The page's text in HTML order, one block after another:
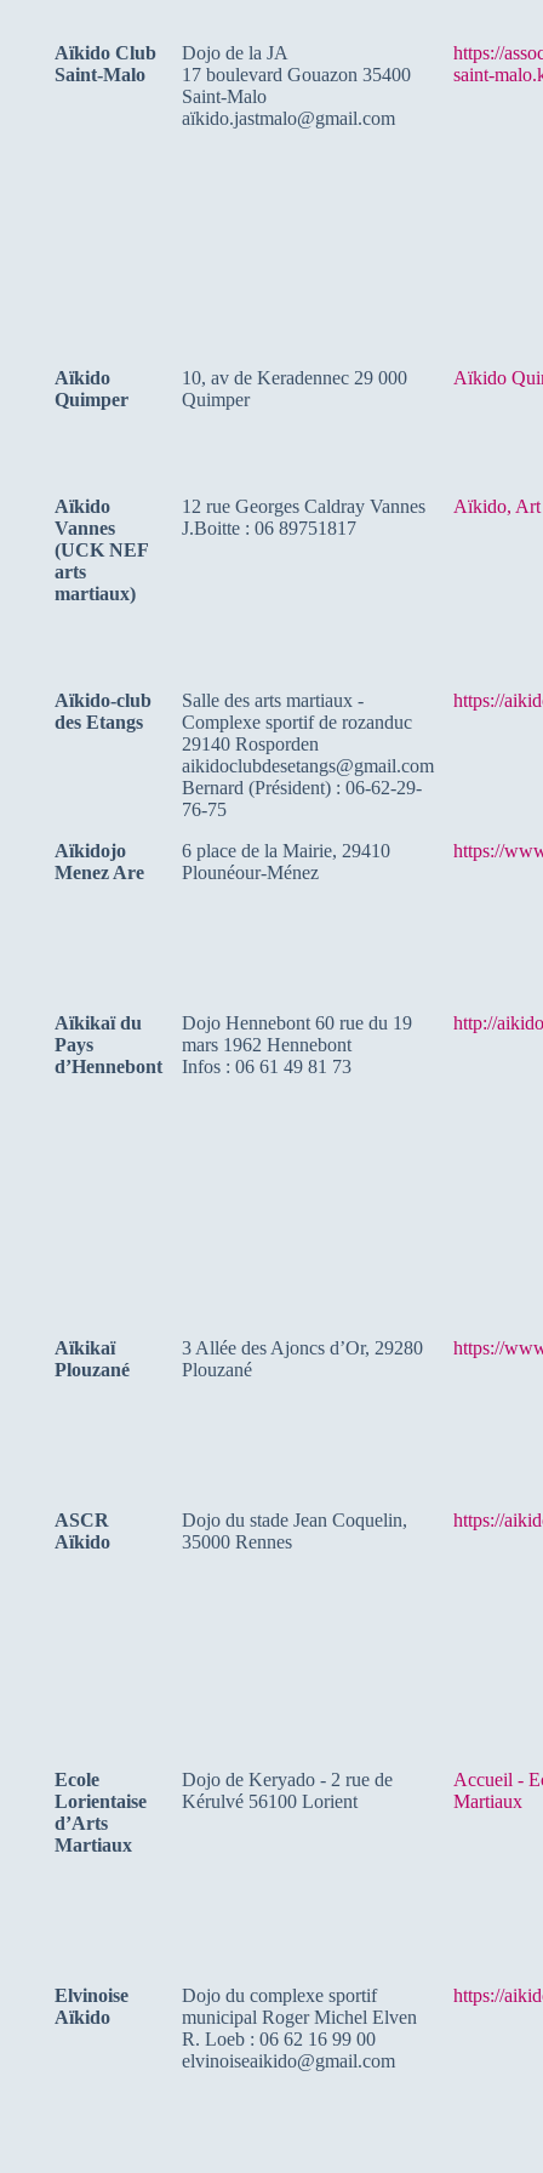
Aïkido Club
Saint-Malo
Dojo de la JA
17 boulevard Gouazon 35400
Saint-Malo
aïkido.jastmalo@gmail.com
https://
saint-
Aïkido
Quimper
10, av de Keradennec 29 000
Quimper
Aïkido
Aïkido
Vannes
(UCK NEF
arts
martiaux)
12 rue Georges Caldray Vannes
J.Boitte : 06 89751817
Aïkido, Art
Aïkido-club
des Etangs
Salle des arts martiaux -
Complexe sportif de rozanduc
29140 Rosporden
aikidoclubdesetangs@gmail.com
Bernard (Président) : 06-62-29-
76-75
https://
Aïkidojo
Menez Are
6 place de la Mairie, 29410
Plounéour-Ménez
https://
Aïkikaï du
Pays
d’Hennebont
Dojo Hennebont 60 rue du 19
mars 1962 Hennebont
Infos : 06 61 49 81 73
http://
Aïkikaï
Plouzané
3 Allée des Ajoncs d’Or, 29280
Plouzané
https://
ASCR
Aïkido
Dojo du stade Jean Coquelin,
35000 Rennes
https://
Ecole
Lorientaise
d’Arts
Martiaux
Dojo de Keryado - 2 rue de
Kérulvé 56100 Lorient
Accueil -
Martiaux
Elvinoise
Aïkido
Dojo du complexe sportif
municipal Roger Michel Elven
R. Loeb : 06 62 16 99 00
elvinoiseaikido@gmail.com
https://